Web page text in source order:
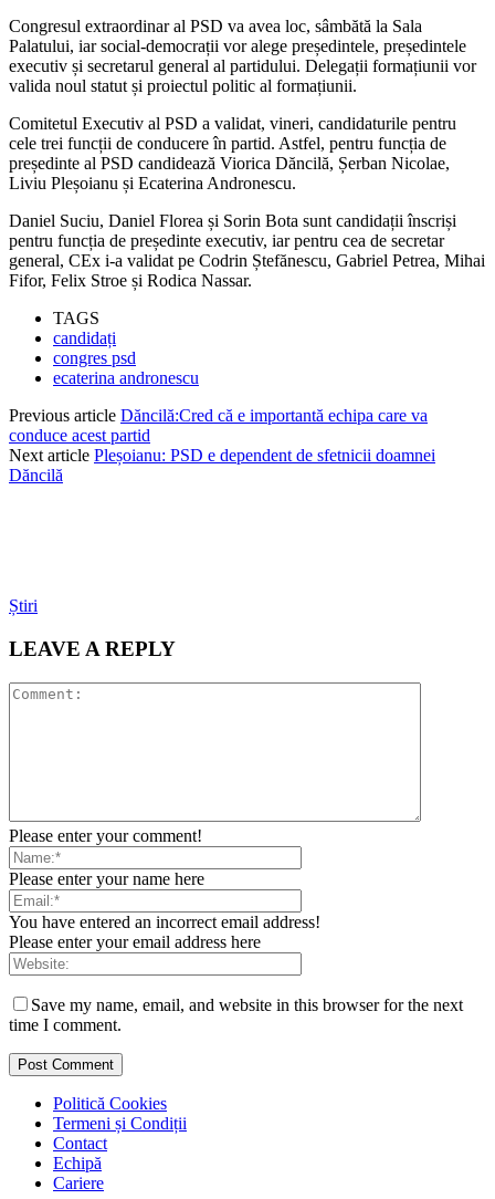
Congresul extraordinar al PSD va avea loc, sâmbătă la Sala
Palatului, iar social-democrații vor alege președintele, președintele
executiv și secretarul general al partidului. Delegații formațiunii vor
valida noul statut și proiectul politic al formațiunii.
Comitetul Executiv al PSD a validat, vineri, candidaturile pentru
cele trei funcții de conducere în partid. Astfel, pentru funcția de
președinte al PSD candidează Viorica Dăncilă, Șerban Nicolae,
Liviu Pleșoianu și Ecaterina Andronescu.
Daniel Suciu, Daniel Florea și Sorin Bota sunt candidații înscriși
pentru funcția de președinte executiv, iar pentru cea de secretar
general, CEx i-a validat pe Codrin Ștefănescu, Gabriel Petrea, Mihai
Fifor, Felix Stroe și Rodica Nassar.
TAGS
candidați
congres psd
ecaterina andronescu
Previous article Dăncilă:Cred că e importantă echipa care va
conduce acest partid
Next article Pleșoianu: PSD e dependent de sfetnicii doamnei
Dăncilă
Știri
LEAVE A REPLY
Please enter your comment!
Please enter your name here
You have entered an incorrect email address!
Please enter your email address here
Save my name, email, and website in this browser for the next
time I comment.
Politică Cookies
Termeni și Condiții
Contact
Echipă
Cariere